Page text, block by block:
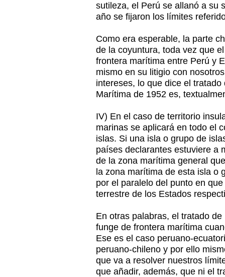
sutileza, el Perú se allanó a su
año se fijaron los límites
Como era esperable, la parte
de la coyuntura, toda vez que
frontera marítima entre Perú y
mismo en su litigio con
intereses, lo que dice el
Marítima de 1952 es,
IV) En el caso de territorio
marinas se aplicará en todo el
islas. Si una isla o grupo de
países declarantes estuviere a
de la zona marítima general
la zona marítima de esta isla o
por el paralelo del punto en
terrestre de los Estados
En otras palabras, el tratado
funge de frontera marítima
Ese es el caso peruano-
peruano-chileno y por ello
que va a resolver nuestros
que añadir, además, que ni el